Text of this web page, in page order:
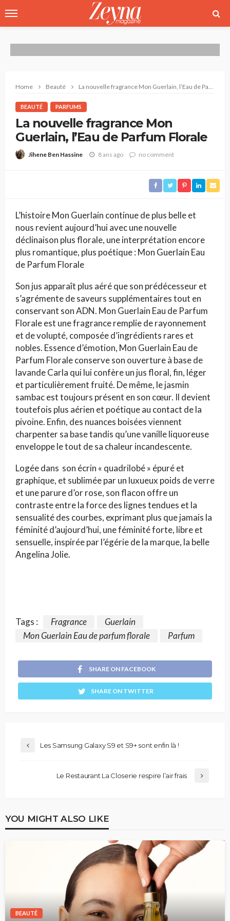
Home Beauté La nouvelle fragrance Mon Guerlain, l’Eau de Parfum Florale
BEAUTÉ PARFUMS
La nouvelle fragrance Mon
Guerlain, l’Eau de Parfum Florale
Jihene Ben Hassine 8 ans ago no comment
L’histoire Mon Guerlain continue de plus belle et
nous revient aujourd’hui avec une nouvelle
déclinaison plus florale, une interprétation encore
plus romantique, plus poétique : Mon Guerlain Eau
de Parfum Florale
Son jus apparaît plus aéré que son prédécesseur et
s’agrémente de saveurs supplémentaires tout en
conservant son ADN. Mon Guerlain Eau de Parfum
Florale est une fragrance remplie de rayonnement
et de volupté, composée d’ingrédients rares et
nobles. Essence d’émotion, Mon Guerlain Eau de
Parfum Florale conserve son ouverture à base de
lavande Carla qui lui confère un jus floral, fin, léger
et particulièrement fruité. De même, le jasmin
sambac est toujours présent en son cœur. Il devient
toutefois plus aérien et poétique au contact de la
pivoine. Enfin, des nuances boisées viennent
charpenter sa base tandis qu’une vanille liquoreuse
enveloppe le tout de sa chaleur incandescente.
Logée dans son écrin « quadrilobé » épuré et
graphique, et sublimée par un luxueux poids de verre
et une parure d’or rose, son flacon offre un
contraste entre la force des lignes tendues et la
sensualité des courbes, exprimant plus que jamais la
féminité d’aujourd’hui, une féminité forte, libre et
sensuelle, inspirée par l’égérie de la marque, la belle
Angelina Jolie.
Tags : Fragrance
Guerlain
Mon Guerlain Eau de parfum florale
Parfum
SHARE ON FACEBOOK
SHARE ON TWITTER
Les Samsung Galaxy S9 et S9+ sont enfin là !
Le Restaurant La Closerie respire l’air frais
YOU MIGHT ALSO LIKE
BEAUTÉ